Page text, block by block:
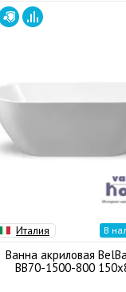
Италия В
Ванна акриловая
BB70-1500-800